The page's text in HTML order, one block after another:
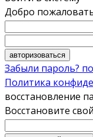
Добро
Забыли пароль?
Политика
восстановление
Восстановите